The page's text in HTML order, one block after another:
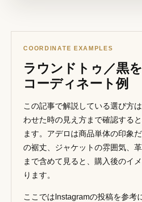
COORDINATE EXAMPLES
ラウンドトゥ／黒
コーディネート例
この記事で解説している選び方
わせた時の見え方まで確認する
ます。アデロは商品単体の印象
の裾丈、ジャケットの雰囲気、
まで含めて見ると、購入後のイ
ります。
ここではInstagramの投稿を参考